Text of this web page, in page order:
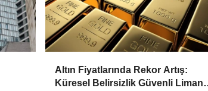
Altın Fiyatlarında Rekor Artış:
Küresel Belirsizlik Güvenli Liman